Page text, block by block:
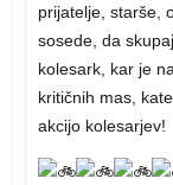
prijatelje, starše,
sosede, da
kolesark, kar je
kritičnih mas,
akcijo kolesarjev!